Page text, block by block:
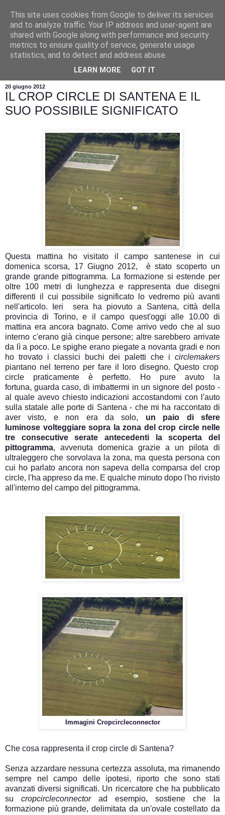
20 giugno 2012
IL CROP CIRCLE DI SANTENA E IL
SUO POSSIBILE SIGNIFICATO
Questa mattina ho visitato il campo santenese in cui
domenica scorsa, 17 Giugno 2012, è stato scoperto un
grande grande pittogramma. La formazione si estende per
oltre 100 metri di lunghezza e rappresenta due disegni
differenti il cui possibile significato lo vedremo più avanti
nell'articolo. Ieri sera ha piovuto a Santena, città della
provincia di Torino, e il campo quest'oggi alle 10.00 di
mattina era ancora bagnato. Come arrivo vedo che al suo
interno c'erano già cinque persone; altre sarebbero arrivate
da lì a poco. Le spighe erano piegate a novanta gradi e non
ho trovato i classici
buchi dei paletti che i circlemakers
piantano nel terreno per fare il loro disegno. Questo crop
circle praticamente è perfetto.
Ho pure avuto la
fortuna, guarda caso, di imbattermi in un signore del posto -
al quale avevo chiesto indicazioni accostandomi con l'auto
sulla statale alle porte di Santena - che mi ha raccontato di
aver visto, e non era da solo, un paio di sfere
luminose volteggiare sopra la zona del crop circle nelle
tre consecutive serate antecedenti la scoperta del
pittogramma, avvenuta domenica grazie a un pilota di
ultraleggero che sorvolava la zona, ma questa persona con
cui ho parlato ancora non sapeva della comparsa del crop
circle, l'ha appreso da me. E qualche minuto dopo l'ho rivisto
all'interno del campo del pittogramma.
Immagini Cropcircleconnector
Che cosa rappresenta il crop circle di Santena?
Senza azzardare nessuna certezza assoluta, ma rimanendo
sempre nel campo delle ipotesi, riporto che sono stati
avanzati diversi significati. Un ricercatore che ha pubblicato
su cropcircleconnectorad esempio, sostiene che la
formazione più grande, delimitata da un'ovale costellato da
This site uses cookies from Google to deliver its services
and to analyze traffic. Your IP address and user-agent are
shared with Google along with performance and security
metrics to ensure quality of service, generate usage
statistics, and to detect and address abuse.
LEARN MORE GOT IT